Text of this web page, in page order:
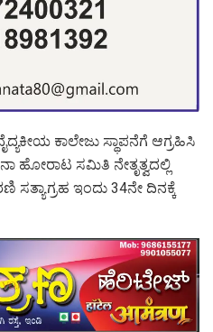
ಕಾಲೇಜು ಸ್ಥಾಪನೆಗೆ ಆಗ್ರಹಿಸಿ
ಹೋರಾಟ ಸಮಿತಿ ನೇತೃತ್ವದಲ್ಲಿ
ಸತ್ಯಾಗ್ರಹ ಇಂದು 34ನೇ ದಿನಕ್ಕೆ